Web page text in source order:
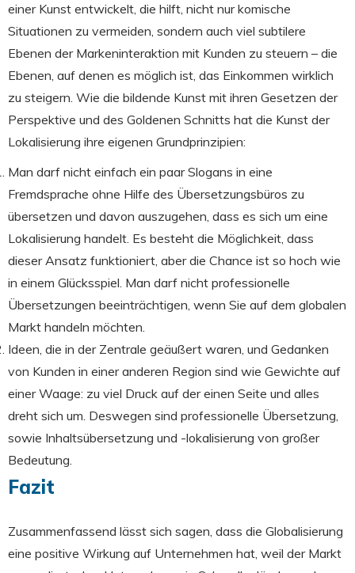
einer Kunst entwickelt, die hilft, nicht nur komische
Situationen zu vermeiden, sondern auch viel subtilere
Ebenen der Markeninteraktion mit Kunden zu steuern – die
Ebenen, auf denen es möglich ist, das Einkommen wirklich
zu steigern. Wie die bildende Kunst mit ihren Gesetzen der
Perspektive und des Goldenen Schnitts hat die Kunst der
Lokalisierung ihre eigenen Grundprinzipien:
Man darf nicht einfach ein paar Slogans in eine
Fremdsprache ohne Hilfe des Übersetzungsbüros zu
übersetzen und davon auszugehen, dass es sich um eine
Lokalisierung handelt. Es besteht die Möglichkeit, dass
dieser Ansatz funktioniert, aber die Chance ist so hoch wie
in einem Glücksspiel. Man darf nicht professionelle
Übersetzungen beeinträchtigen, wenn Sie auf dem globalen
Markt handeln möchten.
Ideen, die in der Zentrale geäußert waren, und Gedanken
von Kunden in einer anderen Region sind wie Gewichte auf
einer Waage: zu viel Druck auf der einen Seite und alles
dreht sich um. Deswegen sind professionelle Übersetzung,
sowie Inhaltsübersetzung und -lokalisierung von großer
Bedeutung.
Fazit
Zusammenfassend lässt sich sagen, dass die Globalisierung
eine positive Wirkung auf Unternehmen hat, weil der Markt